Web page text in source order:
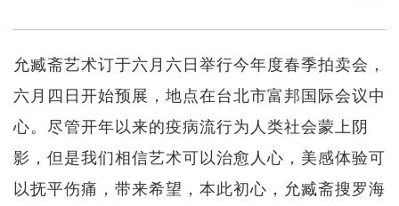
允臧斋艺术订于六月六日举行今年度春季拍卖会，
六月四日开始预展，地点在台北市富邦国际会议中
心。尽管开年以来的疫病流行为人类社会蒙上阴
影，但是我们相信艺术可以治愈人心，美感体验可
以抚平伤痛，带来希望，本此初心，允臧斋搜罗海